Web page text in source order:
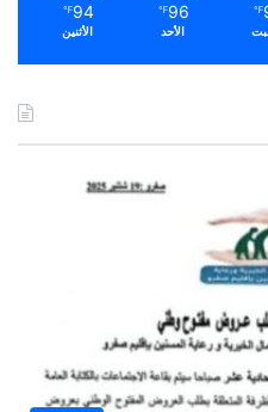
℉
96
℉
الأحد
94
℉
الأثنين